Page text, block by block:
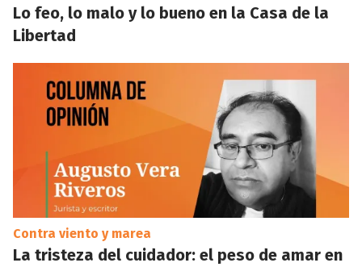
Lo feo, lo malo y lo bueno en la Casa de la
Libertad
Contra viento y marea
La tristeza del cuidador: el peso de amar en